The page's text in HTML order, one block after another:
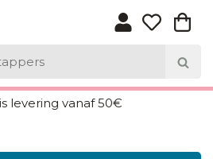
levering vanaf 50€